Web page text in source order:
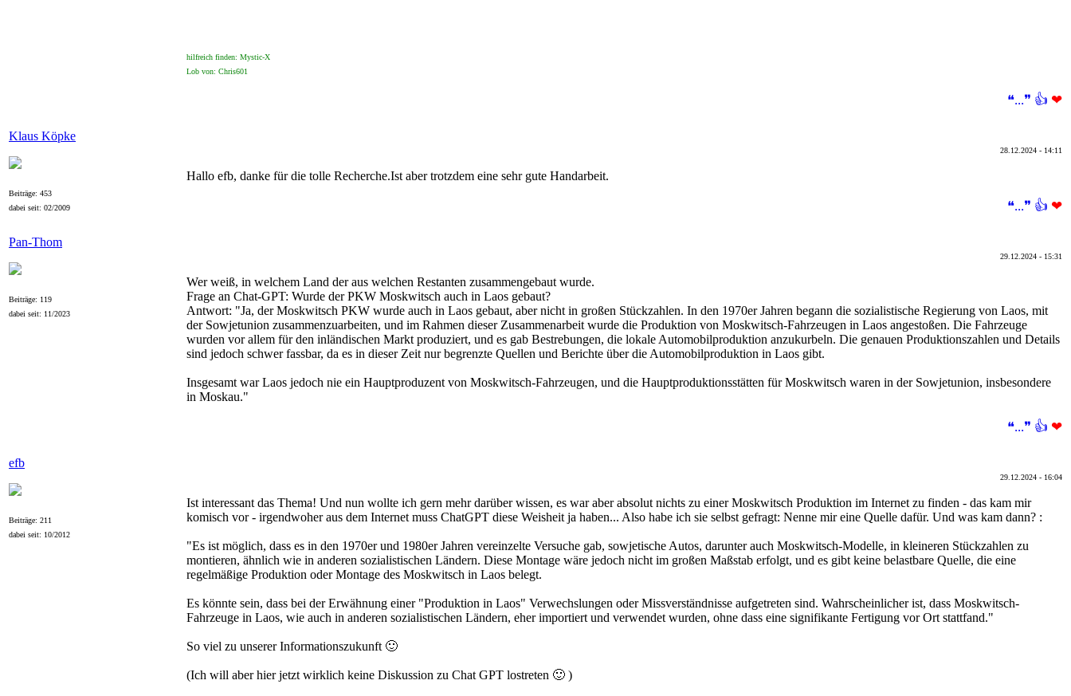
hilfreich finden: Mystic-X
Lob von: Chris601
❝...❞ 👍 ❤
Klaus Köpke
Beiträge: 453
dabei seit: 02/2009
28.12.2024 - 14:11
Hallo efb, danke für die tolle Recherche.Ist aber trotzdem eine sehr gute Handarbeit.
❝...❞ 👍 ❤
Pan-Thom
Beiträge: 119
dabei seit: 11/2023
29.12.2024 - 15:31
Wer weiß, in welchem Land der aus welchen Restanten zusammengebaut wurde.
Frage an Chat-GPT: Wurde der PKW Moskwitsch auch in Laos gebaut?
Antwort: "Ja, der Moskwitsch PKW wurde auch in Laos gebaut, aber nicht in großen Stückzahlen. In den 1970er Jahren begann die sozialistische Regierung von Laos, mit
der Sowjetunion zusammenzuarbeiten, und im Rahmen dieser Zusammenarbeit wurde die Produktion von Moskwitsch-Fahrzeugen in Laos angestoßen. Die Fahrzeuge
wurden vor allem für den inländischen Markt produziert, und es gab Bestrebungen, die lokale Automobilproduktion anzukurbeln. Die genauen Produktionszahlen und Details
sind jedoch schwer fassbar, da es in dieser Zeit nur begrenzte Quellen und Berichte über die Automobilproduktion in Laos gibt.
Insgesamt war Laos jedoch nie ein Hauptproduzent von Moskwitsch-Fahrzeugen, und die Hauptproduktionsstätten für Moskwitsch waren in der Sowjetunion, insbesondere
in Moskau."
❝...❞ 👍 ❤
efb
Beiträge: 211
dabei seit: 10/2012
29.12.2024 - 16:04
Ist interessant das Thema! Und nun wollte ich gern mehr darüber wissen, es war aber absolut nichts zu einer Moskwitsch Produktion im Internet zu finden - das kam mir
komisch vor - irgendwoher aus dem Internet muss ChatGPT diese Weisheit ja haben... Also habe ich sie selbst gefragt: Nenne mir eine Quelle dafür. Und was kam dann? :
"Es ist möglich, dass es in den 1970er und 1980er Jahren vereinzelte Versuche gab, sowjetische Autos, darunter auch Moskwitsch-Modelle, in kleineren Stückzahlen zu
montieren, ähnlich wie in anderen sozialistischen Ländern. Diese Montage wäre jedoch nicht im großen Maßstab erfolgt, und es gibt keine belastbare Quelle, die eine
regelmäßige Produktion oder Montage des Moskwitsch in Laos belegt.
Es könnte sein, dass bei der Erwähnung einer "Produktion in Laos" Verwechslungen oder Missverständnisse aufgetreten sind. Wahrscheinlicher ist, dass Moskwitsch-
Fahrzeuge in Laos, wie auch in anderen sozialistischen Ländern, eher importiert und verwendet wurden, ohne dass eine signifikante Fertigung vor Ort stattfand."
So viel zu unserer Informationszukunft 🙂
(Ich will aber hier jetzt wirklich keine Diskussion zu Chat GPT lostreten 🙂 )